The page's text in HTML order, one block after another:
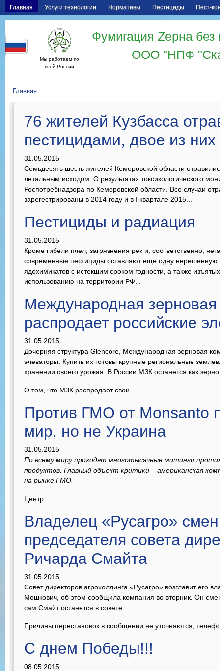
Главная Услуги технологии Нормативы Пестициды Пест-
Мы работаем по
всей России
Фумигация Zерна
ООО "НПФ
Главная
76 жителей Кузбасса
пестицидами, двое из них
31.05.2015
Семьдесять шесть жителей Кемеровской области
летальным исходом. О результатах токсикологического
Роспотребнадзора по Кемеровской области. Все случаи
зарегестрированы в 2014 году и в I квартале 2015...
Пестициды и радиация
31.05.2015
Кроме гибели пчел, загрязнения рек и, соответственно,
современные пестициды оставляют еще одну нерешенную
ядохимикатов с истекшим сроком годности, а также
использованию на территории РФ...
Международная
распродает российские
31.05.2015
Дочерняя структура Glencore, Международная зерновая
элеваторы. Купить их готовы крупные региональные
хранении своего урожая. В России МЗК останется как
О том, что МЗК распродает свои...
Против ГМО от Monsanto
мир, но не Украина
31.05.2015
По всему миру проходят многотысячные митинги
продуктов. Главный объект критики – американская
на рынке ГМО.
Центр...
Владелец «Русагро»
председателя совета
Ричарда Смайта
31.05.2015
Совет директоров агрохолдинга «Русагро» возглавит его
Мошкович, об этом сообщила компания во вторник. Он
сам Смайт останется в совете.
Причины перестановок в сообщении не уточняются,
С днем Победы!!!
08.05.2015